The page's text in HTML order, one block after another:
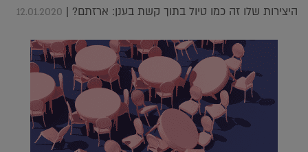
היצירות שלו זה כמו טיול בתוך קשת בענן: ארזתם? | 12.01.2020